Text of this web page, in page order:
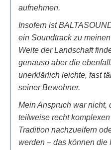
aufnehmen.
Insofern ist
ein Soundtrack zu
Weite der Landschaft
genauso aber die
unerklärlich leichte, fast
seiner Bewohner.
Mein Anspruch war nicht,
teilweise recht
Tradition nachzueifern
werden – das können die